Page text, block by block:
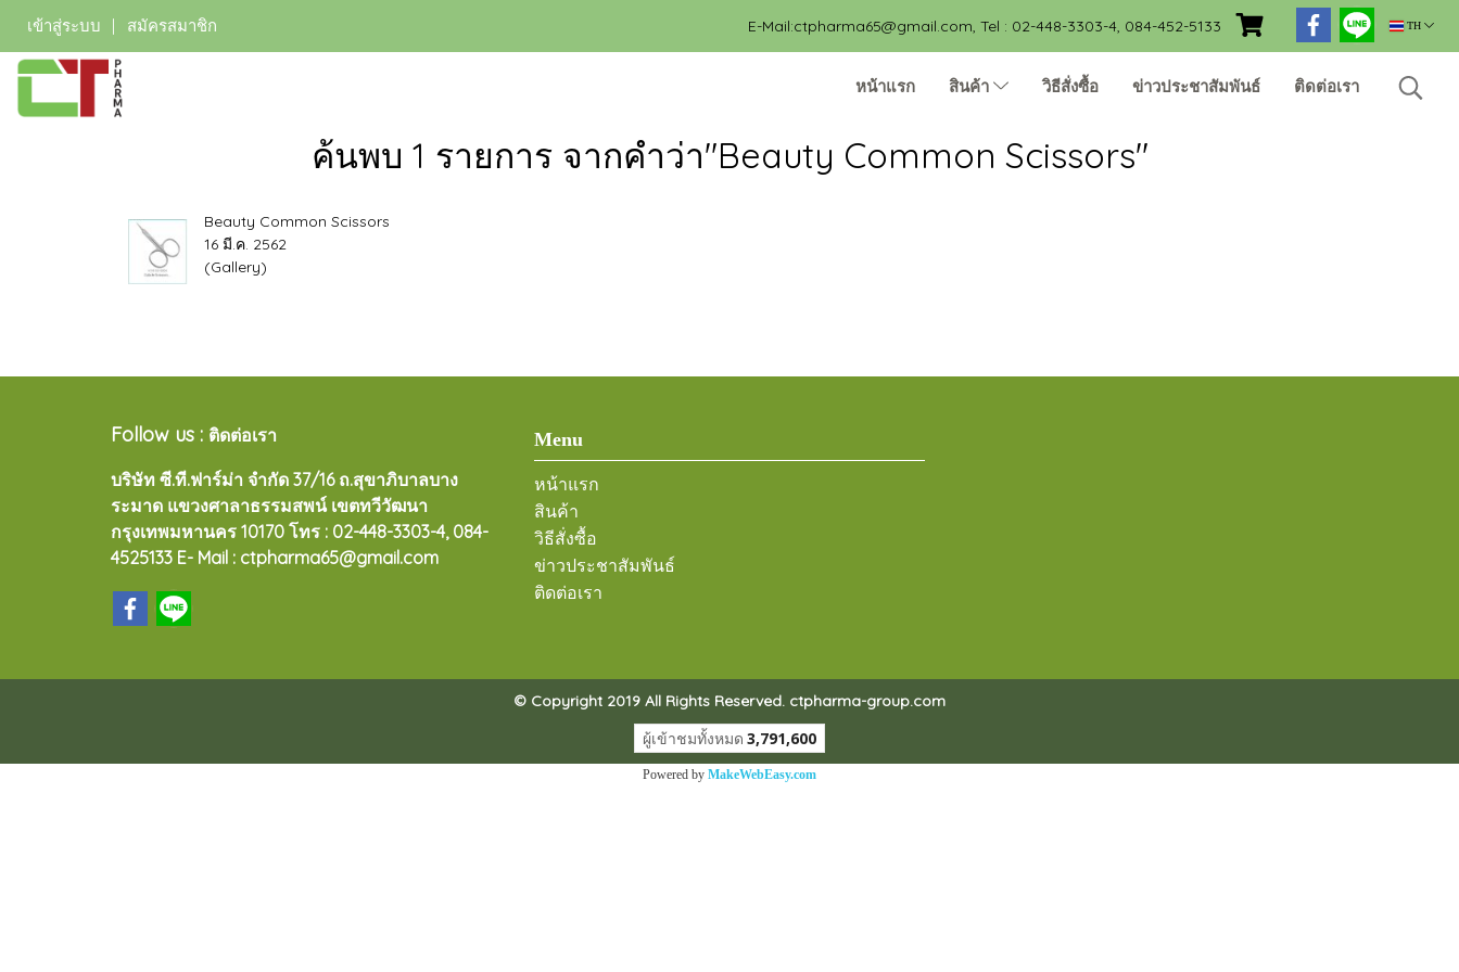
เข้าสู่ระบบ สมัครสมาชิก E-Mail:ctpharma65@gmail.com, Tel : 02-448-3303-4, 084-452-5133 TH
หน้าแรก สินค้า วิธีสั่งซื้อ ข่าวประชาสัมพันธ์ ติดต่อเรา
ค้นพบ 1 รายการ จากคำว่า"Beauty Common Scissors"
Beauty Common Scissors
16 มี.ค. 2562
(Gallery)
Follow us : ติดต่อเรา
บริษัท ซี.ที.ฟาร์ม่า จำกัด 37/16 ถ.สุขาภิบาลบาง
ระมาด แขวงศาลาธรรมสพน์ เขตทวีวัฒนา
กรุงเทพมหานคร 10170 โทร : 02-448-3303-4, 084-
4525133 E- Mail : ctpharma65@gmail.com
Menu
หน้าแรก
สินค้า
วิธีสั่งซื้อ
ข่าวประชาสัมพันธ์
ติดต่อเรา
© Copyright 2019 All Rights Reserved. ctpharma-group.com
ผู้เข้าชมทั้งหมด 3,791,600
Powered by MakeWebEasy.com